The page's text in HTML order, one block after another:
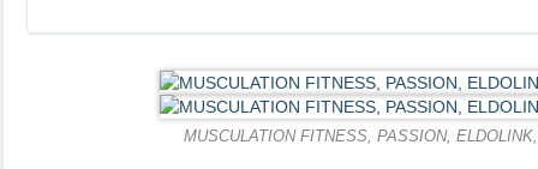
MUSCULATION FITNESS, PASSION,